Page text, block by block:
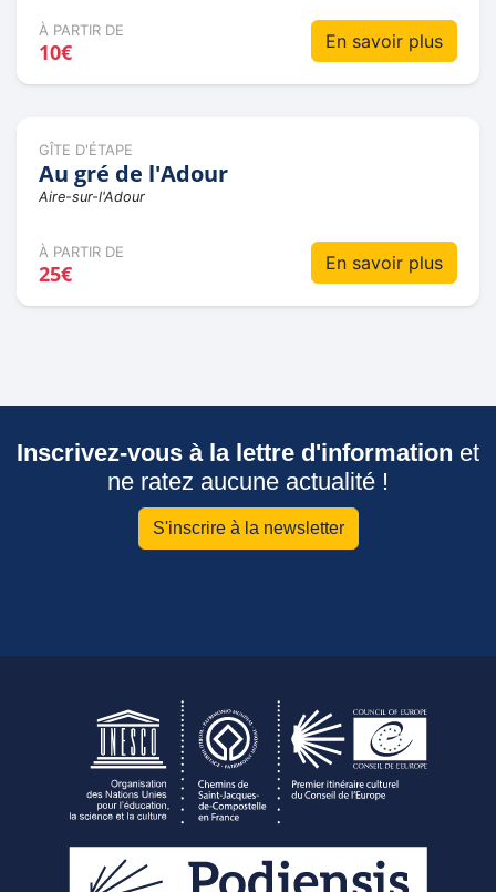
À PARTIR DE
10€ En savoir plus
GÎTE D'ÉTAPE
Au gré de l'Adour
Aire-sur-l'Adour
À PARTIR DE
25€ En savoir plus
Inscrivez-vous à la lettre d'information et
ne ratez aucune actualité !
S'inscrire à la newsletter